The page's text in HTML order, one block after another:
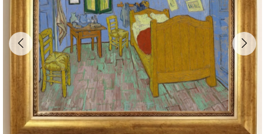
Trazemos a imponência dasmaiores obras de arte do mundopara o
alto padrão da sua casa. Nosso acervo reúne a genialidade degrandes
pintores renomados, resgatandoartes reais
e o requinte inconfundível
das obras doséculo XIX. Produção artesanal em Canvas 100% Algodão
,
molduras emMadeira Maciçae impressão com Pigmentação Mineral
QUALIDADE DE MUSEU GARANTIA ETERNA
Curadoria das Campanhas